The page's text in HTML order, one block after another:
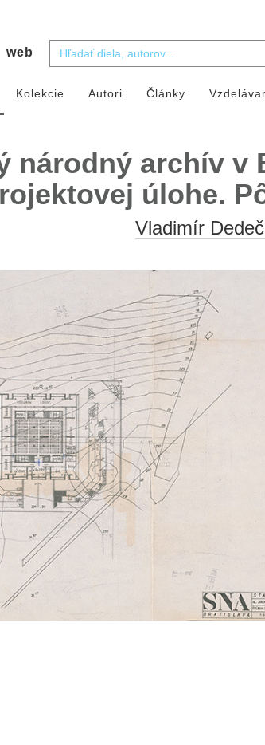
web
Kolekcie Autori Články
národný archív v
úlohe.
Vladimír